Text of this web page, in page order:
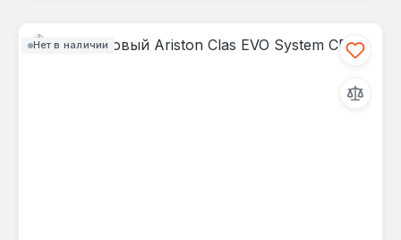
Нет в наличии